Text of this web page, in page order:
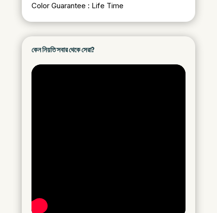
Color Guarantee : Life Time
কেন নিয়তি সবার থেকে সেরা?